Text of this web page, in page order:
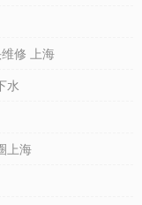
修 上海
水
上海